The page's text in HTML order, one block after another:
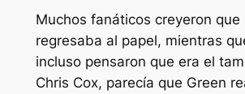
Muchos fanáticos creyeron que
regresaba al papel, mientras
incluso pensaron que era el
Chris Cox, parecía que Green